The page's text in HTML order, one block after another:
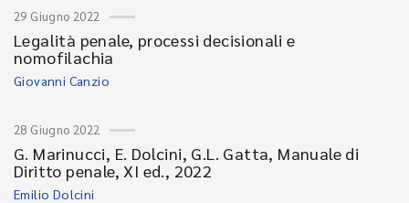
29 Giugno 2022
Legalità penale, processi decisionali e
nomofilachia
Giovanni Canzio
28 Giugno 2022
G. Marinucci, E. Dolcini, G.L. Gatta, Manuale di
Diritto penale, XI ed., 2022
Emilio Dolcini